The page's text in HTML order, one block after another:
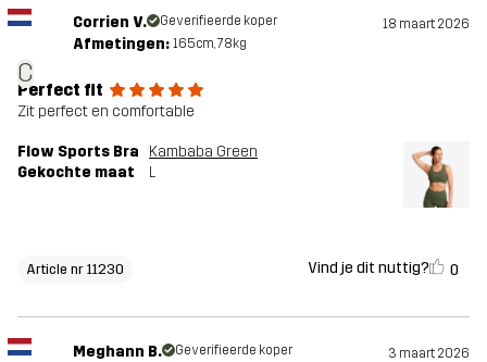
C
Corrien V. Geverifieerde koper 18 maart 2026
Afmetingen: 165cm, 78kg
Perfect fit
Zit perfect en comfortable
Flow Sports Bra
Kambaba Green
Gekochte maat
L
Article nr 11230 Vind je dit nuttig? 0
Meghann B. Geverifieerde koper 3 maart 2026